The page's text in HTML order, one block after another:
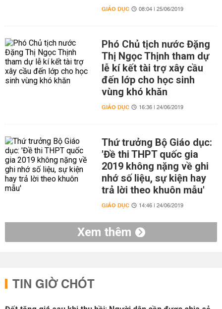
GIÁO DỤC 08:04 | 25/06/2019
Phó Chủ tịch nước Đặng
Thị Ngọc Thịnh tham dự
lễ kí kết tài trợ xây cầu
đến lớp cho học sinh
vùng khó khăn
GIÁO DỤC 16:36 | 24/06/2019
Thứ trưởng Bộ Giáo dục:
'Đề thi THPT quốc gia
2019 không nặng về ghi
nhớ số liệu, sự kiện hay
trả lời theo khuôn mẫu'
GIÁO DỤC 14:46 | 24/06/2019
Xem thêm
TIN GIỜ CHÓT